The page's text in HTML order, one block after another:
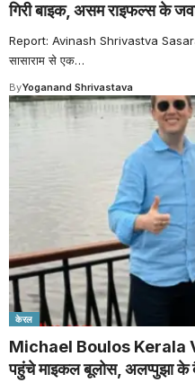
गिरी बाइक, असम राइफल्स के
Report: Avinash Shrivastva
सासाराम से एक…
ByYoganand Shrivastava
केरल
Michael Boulos Kerala
पहुंचे माइकल बूलोस, अलप्पुझा के